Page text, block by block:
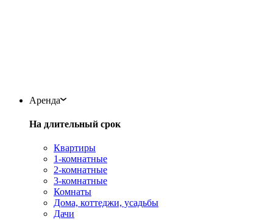
Аренда
На длительный срок
Квартиры
1-комнатные
2-комнатные
3-комнатные
Комнаты
Дома, коттеджи, усадьбы
Дачи